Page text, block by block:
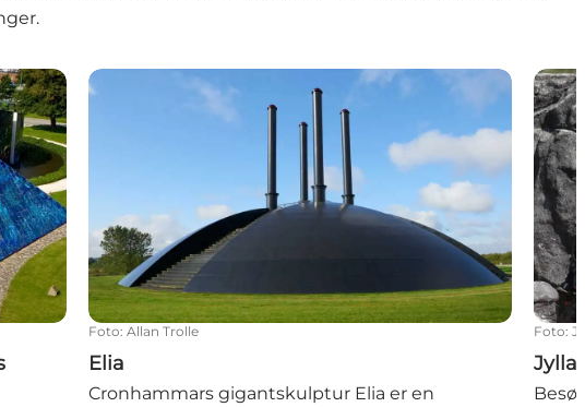
Elia
Foto: Allan Trolle
Elia
Cronhammars gigantskulptur Elia er en
Foto: